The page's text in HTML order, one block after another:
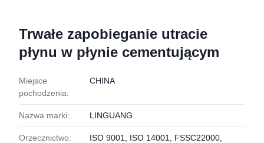
Trwałe zapobieganie utracie
płynu w płynie cementującym
Miejsce
pochodzenia:
CHINA
Nazwa marki: LINGUANG
Orzecznictwo:
ISO 9001, ISO 14001, FSSC22000,